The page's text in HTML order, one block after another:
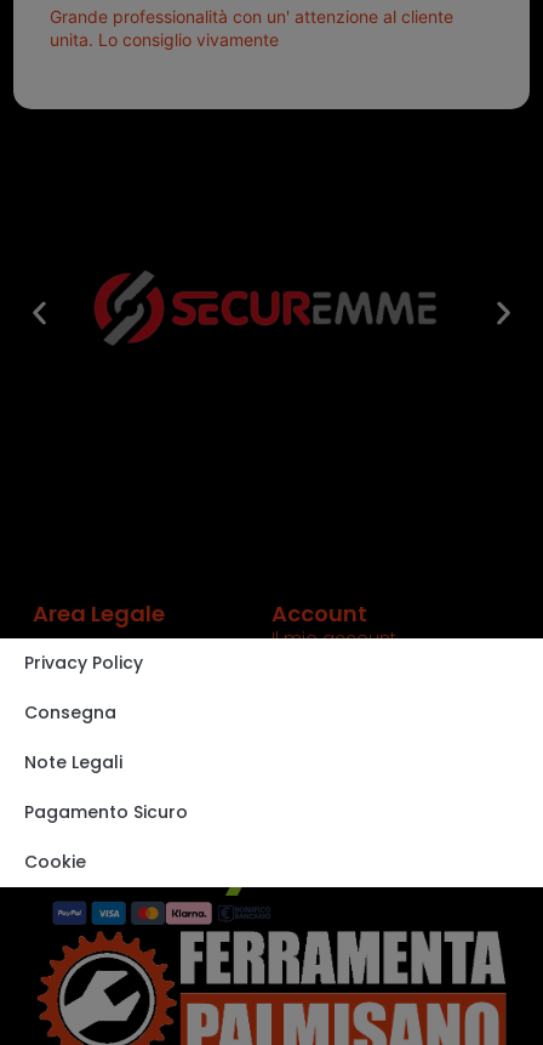
Grande professionalità con un' attenzione al cliente
unita. Lo consiglio vivamente
Area Legale
Privacy Policy
Consegna
Note Legali
Pagamento Sicuro
Cookie
Account
Il mio account
VISITA IL NOSTRO